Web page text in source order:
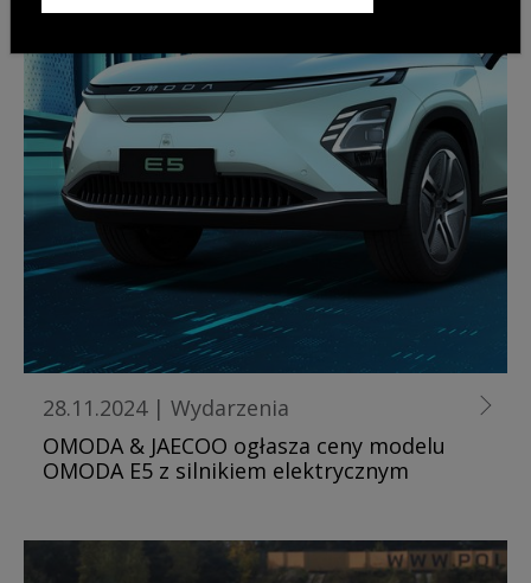
28.11.2024 | Wydarzenia
OMODA & JAECOO ogłasza ceny modelu
OMODA E5 z silnikiem elektrycznym